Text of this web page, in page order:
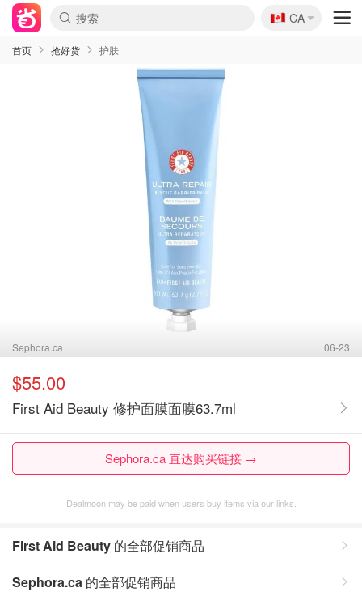
🇨🇦
CA
首页 抢好货 护肤
Sephora.ca 06-23
$55.00
First Aid Beauty 修护面膜面膜63.7ml
Sephora.ca 直达购买链接 →
Dealmoon may be paid when users buy items via our links.
First Aid Beauty 的全部促销商品
Sephora.ca 的全部促销商品